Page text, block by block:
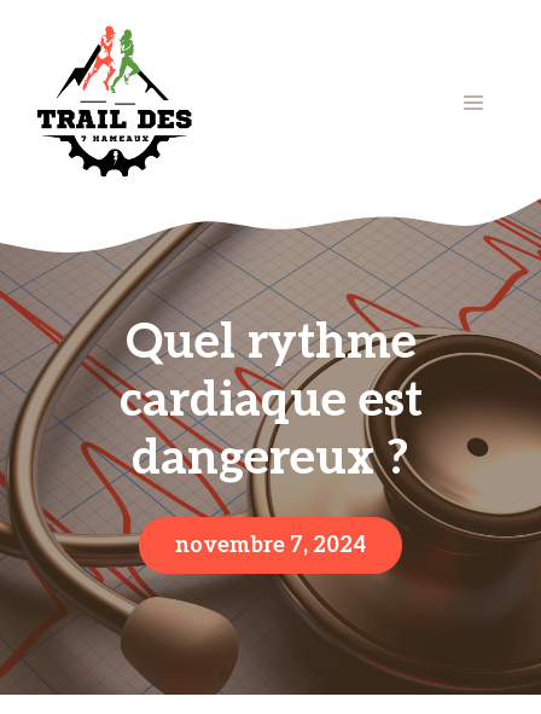
contenu
Menu
Quel rythme
cardiaque est
dangereux ?
novembre 7, 2024